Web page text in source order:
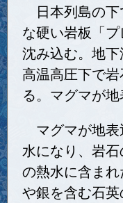
日本列島の下
な硬い岩板「
沈み込む。地下
高温高圧下で
る。マグマが地
マグマが地表
水になり、岩
の熱水に含ま
や銀を含む石英